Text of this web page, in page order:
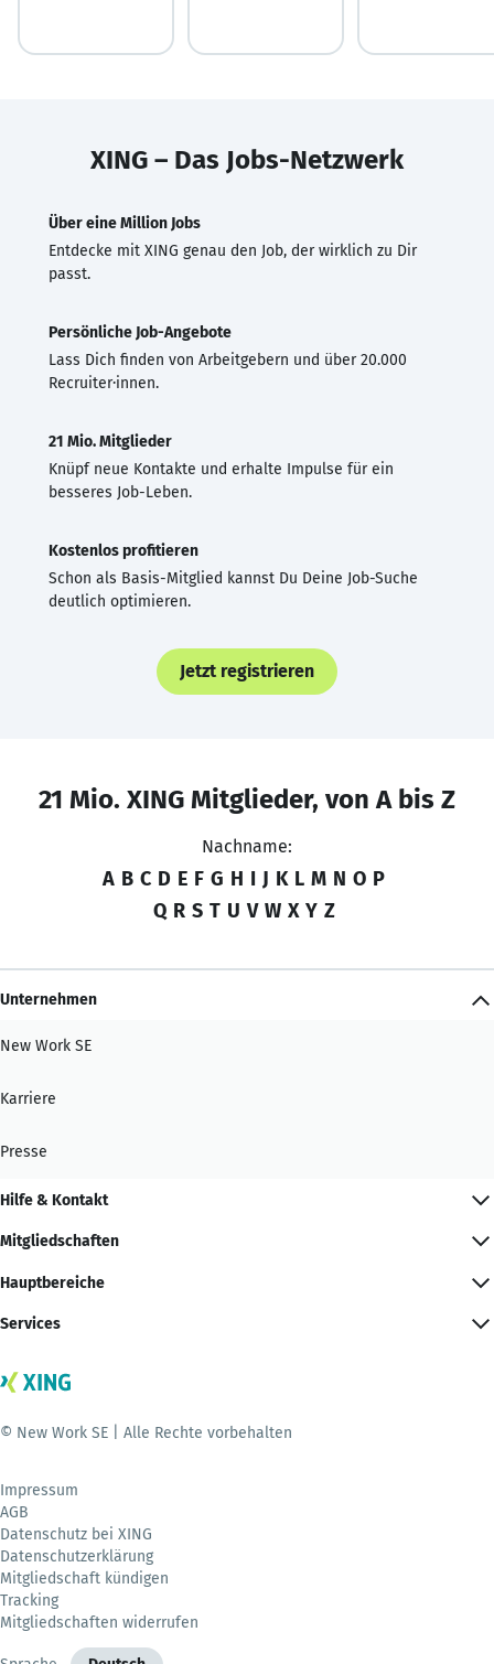
XING – Das Jobs-Netzwerk
Über eine Million Jobs
Entdecke mit XING genau den Job, der wirklich zu Dir
passt.
Persönliche Job-Angebote
Lass Dich finden von Arbeitgebern und über 20.000
Recruiter·innen.
21 Mio. Mitglieder
Knüpf neue Kontakte und erhalte Impulse für ein
besseres Job-Leben.
Kostenlos profitieren
Schon als Basis-Mitglied kannst Du Deine Job-Suche
deutlich optimieren.
Jetzt registrieren
21 Mio. XING Mitglieder, von A bis Z
Nachname:
A B C D E F G H I J K L M N O P
Q R S T U V W X Y Z
Unternehmen
New Work SE
Karriere
Presse
Hilfe & Kontakt
Mitgliedschaften
Hauptbereiche
Services
© New Work SE | Alle Rechte vorbehalten
Impressum
AGB
Datenschutz bei XING
Datenschutzerklärung
Mitgliedschaft kündigen
Tracking
Mitgliedschaften widerrufen